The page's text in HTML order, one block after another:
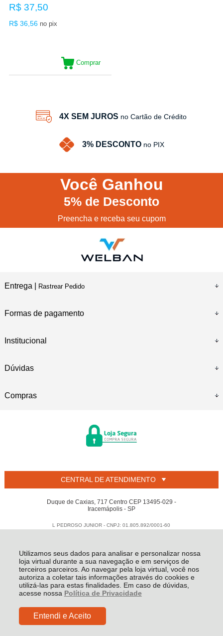
Utilizamos seus dados para analisar e personalizar nossa
loja virtual durante a sua navegação e em serviços de
terceiros parceiros. Ao navegar pela loja virtual, você nos
autoriza a coletar tais informações através do cookies e
utilizá-las para estas finalidades. Em caso de dúvidas,
acesse nossa Política de Privacidade
Entendi e Aceito
R$ 37,50
R$ 36,56 no pix
Comprar
4X SEM JUROS no Cartão de Crédito
3% DESCONTO no PIX
Você Ganhou
5% de Desconto
Preencha e receba seu cupom
Entrega | Rastrear Pedido
Formas de pagamento
Institucional
Dúvidas
Compras
CENTRAL DE ATENDIMENTO
Duque de Caxias, 717 Centro CEP 13495-029 -
Iracemápolis - SP
L PEDROSO JUNIOR - CNPJ: 01.805.892/0001-60